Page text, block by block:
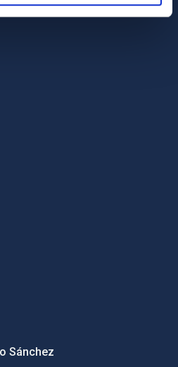
Sánchez